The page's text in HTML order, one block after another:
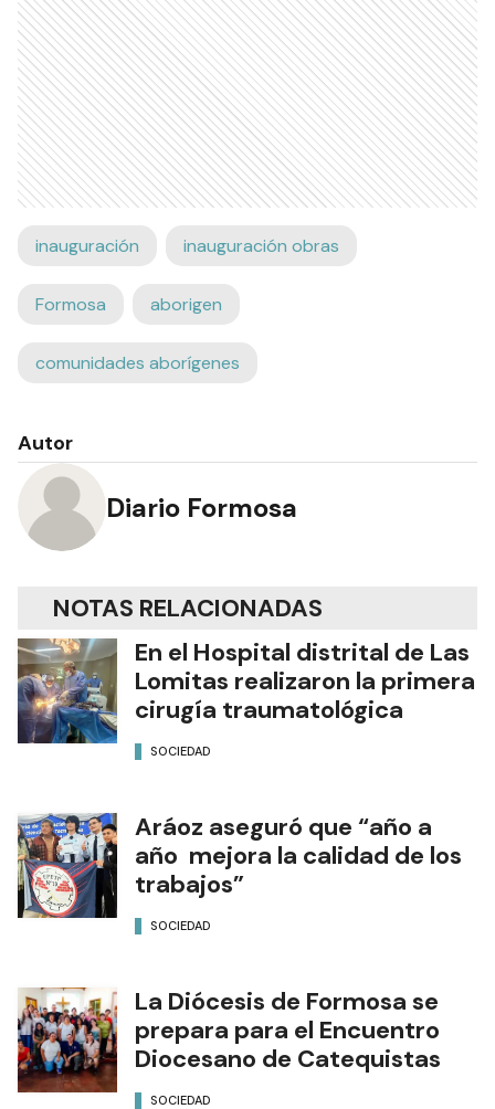
inauguración inauguración obras
Formosa aborigen
comunidades aborígenes
Autor
Diario Formosa
NOTAS RELACIONADAS
En el Hospital distrital de Las
Lomitas realizaron la primera
cirugía traumatológica
SOCIEDAD
Aráoz aseguró que “año a
año mejora la calidad de los
trabajos”
SOCIEDAD
La Diócesis de Formosa se
prepara para el Encuentro
Diocesano de Catequistas
SOCIEDAD